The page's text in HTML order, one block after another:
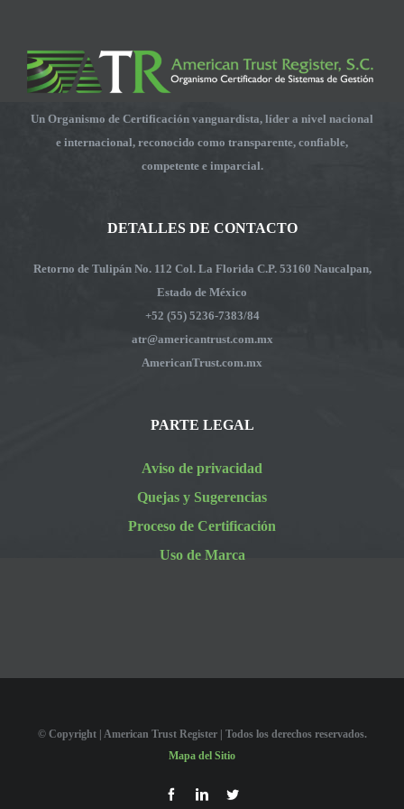
Un Organismo de Certificación vanguardista, líder a nivel nacional
e internacional, reconocido como transparente, confiable,
competente e imparcial.
DETALLES DE CONTACTO
Retorno de Tulipán No. 112 Col. La Florida C.P. 53160 Naucalpan,
Estado de México
+52 (55) 5236-7383/84
atr@americantrust.com.mx
AmericanTrust.com.mx
PARTE LEGAL
Aviso de privacidad
Quejas y Sugerencias
Proceso de Certificación
Uso de Marca
© Copyright | American Trust Register | Todos los derechos reservados.
Mapa del Sitio
FacebookLinkedInTwitter